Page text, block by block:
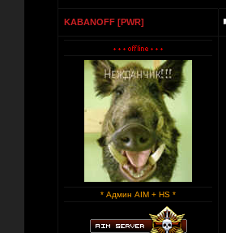
KABANOFF [PWR]
* Админ AIM + HS *